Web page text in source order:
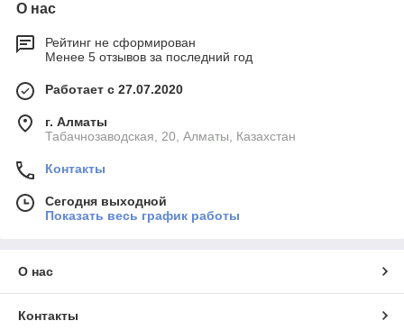
О нас
Рейтинг не сформирован
Менее 5 отзывов за последний год
Работает с 27.07.2020
г. Алматы
Табачнозаводская, 20, Алматы, Казахстан
Контакты
Сегодня выходной
Показать весь график работы
О нас
Контакты